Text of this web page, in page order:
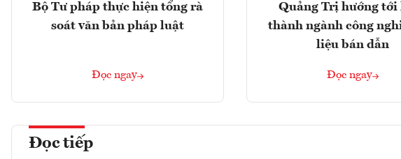
Bộ Tư pháp thực hiện tổng rà
soát văn bản pháp luật
Đọc ngay
Quảng Trị hướng tới
thành ngành công
liệu bán dẫn
Đọc ngay
Đọc tiếp